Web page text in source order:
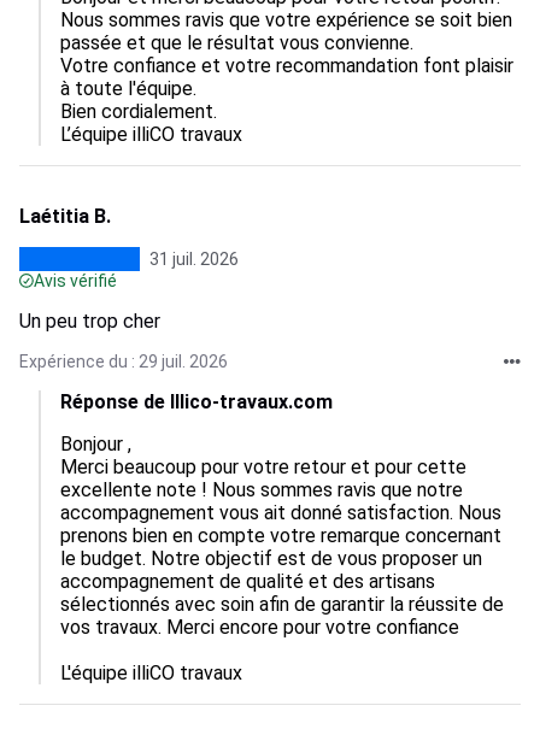
Nous sommes ravis que votre expérience se soit bien
passée et que le résultat vous convienne.
Votre confiance et votre recommandation font plaisir
à toute l'équipe.
Bien cordialement.
L’équipe illiCO travaux
Laétitia B.
31 juil. 2026
Avis vérifié
Un peu trop cher
Expérience du : 29 juil. 2026
Réponse de Illico-travaux.com
Bonjour ,
Merci beaucoup pour votre retour et pour cette
excellente note ! Nous sommes ravis que notre
accompagnement vous ait donné satisfaction. Nous
prenons bien en compte votre remarque concernant
le budget. Notre objectif est de vous proposer un
accompagnement de qualité et des artisans
sélectionnés avec soin afin de garantir la réussite de
vos travaux. Merci encore pour votre confiance
L'équipe illiCO travaux